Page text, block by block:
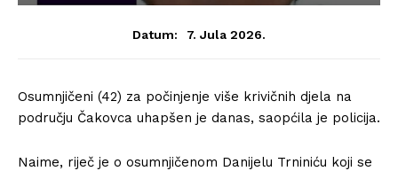
Datum: 7. Jula 2026.
Osumnjičeni (42) za počinjenje više krivičnih djela na
području Čakovca uhapšen je danas, saopćila je policija.
Naime, riječ je o osumnjičenom Danijelu Trniniću koji se